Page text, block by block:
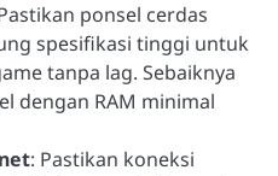
ponsel cerdas
spesifikasi tinggi untuk
tanpa lag. Sebaiknya
dengan RAM minimal
: Pastikan koneksi